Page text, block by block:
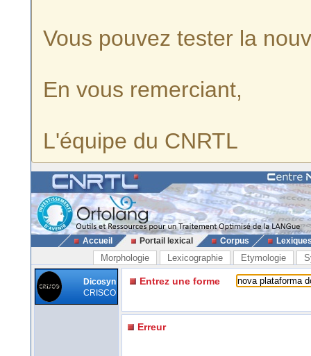
Vous pouvez tester la
En vous remerciant,
L'équipe du CNRTL
Accueil Portail lexical Corpus
Morphologie Lexicographie Etymologie
Dicosyn
CRISCO
Entrez une forme
Erreur